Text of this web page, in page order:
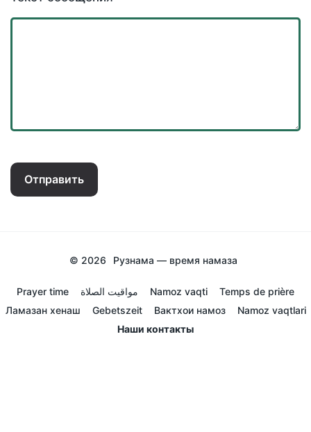
Отправить
© 2026 Рузнама — время намаза
Prayer time مواقيت الصلاة Namoz vaqti
Temps de prière
Ламазан хенаш
Gebetszeit Вактхои намоз
Namoz vaqtlari
Наши контакты